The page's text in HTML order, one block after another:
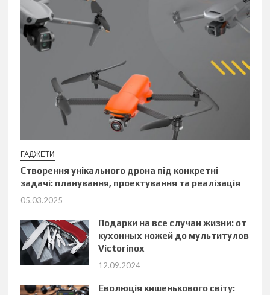
ГАДЖЕТИ
Створення унікального дрона під конкретні
задачі: планування, проектування та реалізація
05.03.2025
Подарки на все случаи жизни: от
кухонных ножей до мультитулов
Victorinox
12.09.2024
Еволюція кишенькового світу: